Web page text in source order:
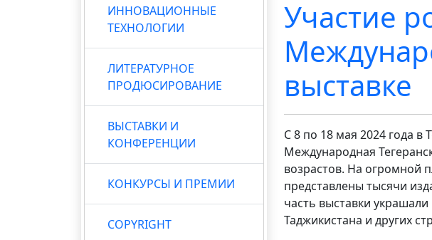
ИННОВАЦИОННЫЕ
ТЕХНОЛОГИИ
ЛИТЕРАТУРНОЕ
ПРОДЮСИРОВАНИЕ
ВЫСТАВКИ И
КОНФЕРЕНЦИИ
КОНКУРСЫ И ПРЕМИИ
COPYRIGHT
Участие
выставке
С 8 по 18 мая 2024 года в
Международная
возрастов. На огромной
представлены тысячи
часть выставки
Таджикистана и других